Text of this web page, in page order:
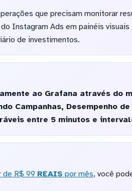
que precisam monitorar
Instagram Ads em painéis
de investimentos.
ao Grafana através do
Campanhas, Desempenho
entre 5 minutos e
de R$ 99 REAIS por mês, você